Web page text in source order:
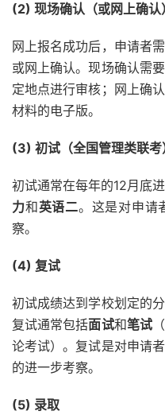
(2) 现场确认（或网上确认）
网上报名成功后，申请者
或网上确认。现场确认需
定地点进行审核；网上确
材料的电子版。
(3) 初试（全国管理类联考
初试通常在每年的12月底
力和英语二。这是对申请
察。
(4) 复试
初试成绩达到学校划定的
复试通常包括面试和笔试
论考试）。复试是对申请
的进一步考察。
(5) 录取